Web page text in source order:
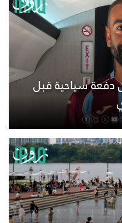
دفعة سياحية قبل